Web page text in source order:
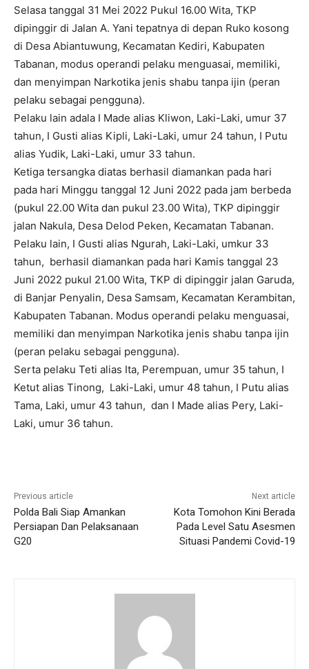
Selasa tanggal 31 Mei 2022 Pukul 16.00 Wita, TKP
dipinggir di Jalan A. Yani tepatnya di depan Ruko kosong
di Desa Abiantuwung, Kecamatan Kediri, Kabupaten
Tabanan, modus operandi pelaku menguasai, memiliki,
dan menyimpan Narkotika jenis shabu tanpa ijin (peran
pelaku sebagai pengguna).
Pelaku lain adala I Made alias Kliwon, Laki-Laki, umur 37
tahun, I Gusti alias Kipli, Laki-Laki, umur 24 tahun, I Putu
alias Yudik, Laki-Laki, umur 33 tahun.
Ketiga tersangka diatas berhasil diamankan pada hari
pada hari Minggu tanggal 12 Juni 2022 pada jam berbeda
(pukul 22.00 Wita dan pukul 23.00 Wita), TKP dipinggir
jalan Nakula, Desa Delod Peken, Kecamatan Tabanan.
Pelaku lain, I Gusti alias Ngurah, Laki-Laki, umkur 33
tahun, berhasil diamankan pada hari Kamis tanggal 23
Juni 2022 pukul 21.00 Wita, TKP di dipinggir jalan Garuda,
di Banjar Penyalin, Desa Samsam, Kecamatan Kerambitan,
Kabupaten Tabanan. Modus operandi pelaku menguasai,
memiliki dan menyimpan Narkotika jenis shabu tanpa ijin
(peran pelaku sebagai pengguna).
Serta pelaku Teti alias Ita, Perempuan, umur 35 tahun, I
Ketut alias Tinong, Laki-Laki, umur 48 tahun, I Putu alias
Tama, Laki, umur 43 tahun, dan I Made alias Pery, Laki-
Laki, umur 36 tahun.
Previous article
Polda Bali Siap Amankan
Persiapan Dan Pelaksanaan
G20
Next article
Kota Tomohon Kini Berada
Pada Level Satu Asesmen
Situasi Pandemi Covid-19